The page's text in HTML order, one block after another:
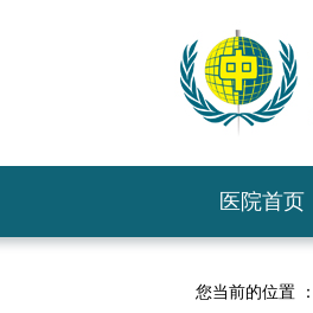
医院首页
您当前的位置 ：